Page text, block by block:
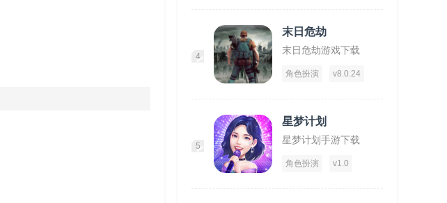
4
末日危劫
末日危劫游戏下载
角色扮演 v8.0.24
5
星梦计划
星梦计划手游下载
角色扮演 v1.0